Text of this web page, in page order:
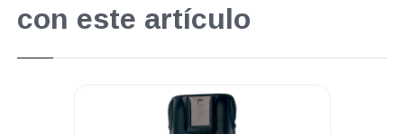
con este artículo